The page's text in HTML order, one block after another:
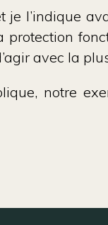
je l’indique
avec la
notre